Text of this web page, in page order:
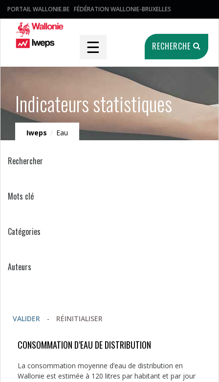
PORTAIL WALLONIE.BE FÉDÉRATION WALLONIE-BRUXELLES
☰ RECHERCHE
Indicateurs statistiques
Iweps / Eau
Rechercher
Mots clé
Catégories
Auteurs
VALIDER - RÉINITIALISER
CONSOMMATION D’EAU DE DISTRIBUTION
La consommation moyenne d’eau de distribution en
Wallonie est estimée à 120 litres par habitant et par jour